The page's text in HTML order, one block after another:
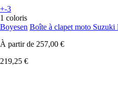
+-3
1 coloris
Boyesen Boîte à clapet moto
À partir de 257,00 €
219,25 €